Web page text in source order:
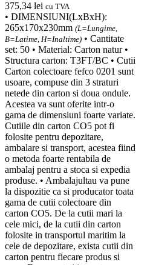
375,34 lei cu TVA
• DIMENSIUNI(LxBxH):
265x170x230mm (L=Lungime,
B=Latime, H=Inaltime) • Cantitate
set: 50 • Material: Carton natur •
Structura carton: T3FT/BC • Cutii
Carton colectoare fefco 0201 sunt
usoare, compuse din 3 straturi
netede din carton si doua ondule.
Acestea va sunt oferite intr-o
gama de dimensiuni foarte variate.
Cutiile din carton CO5 pot fi
folosite pentru depozitare,
ambalare si transport, acestea fiind
o metoda foarte rentabila de
ambalaj pentru a stoca si expedia
produse. • Ambalajultau va pune
la dispozitie ca si producator toata
gama de cutii colectoare din
carton CO5. De la cutii mari la
cele mici, de la cutii din carton
folosite in transportul maritim la
cele de depozitare, exista cutii din
carton pentru fiecare produs si